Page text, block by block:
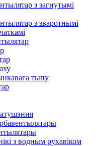
з загнутымі
з зваротнымі
тыпу
з водным рухавіком